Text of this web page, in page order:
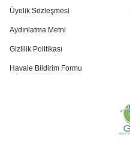
Üyelik Sözleşmesi
Aydınlatma Metni
Gizlilik Politikası
Havale Bildirim Formu